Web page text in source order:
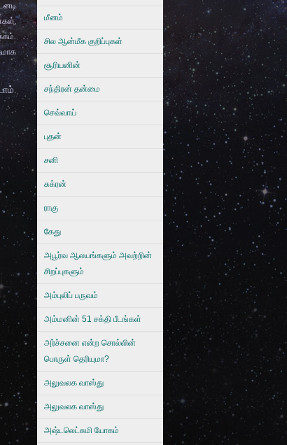
,
மீனம்
சில ஆன்மீக குறிப்புகள்
சூரியனின்
சந்திரன் தன்மை
செவ்வாய்
புதன்
சனி
சுக்ரன்
ராகு
கேது
அபூர்வ ஆலயங்களும் அவற்றின்
சிறப்புகளும்
அம்புலிப் பருவம்
அம்மனின் 51 சக்தி பீடங்கள்
அர்ச்சனை என்ற சொல்லின்
பொருள் தெரியுமா?
அலுவலக வாஸ்து
அலுவலக வாஸ்து
அஷ்டலெட்சுமி யோகம்